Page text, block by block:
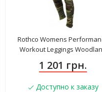
Rothco Womens
Workout Leggings
1 201 грн.
Доступно к заказу